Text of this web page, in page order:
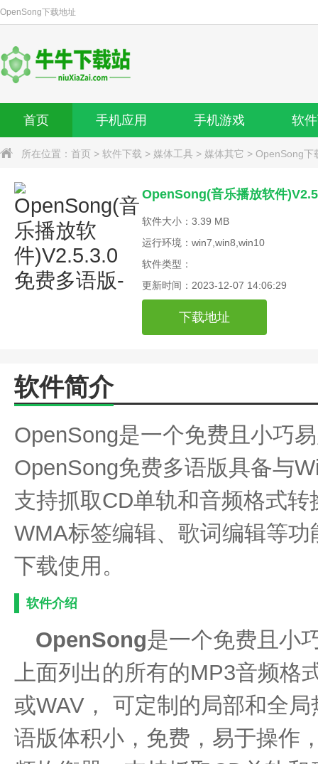
OpenSong下载地址
首页 手机应用 手机游戏 软
所在位置： 首页 > 软件下载 > 媒体工具 > 媒体其它 > OpenSong下
OpenSong(音乐播放软件
软件大小：3.39 MB
运行环境：win7,win8,win10
软件类型：
更新时间：2023-12-07 14:06:29
下载地址
软件简介
OpenSong是一个免费且小巧
OpenSong免费多语版具备与
支持抓取CD单轨和音频格式
WMA标签编辑、歌词编辑等
下载使用。
软件介绍
OpenSong是一个免费且小
上面列出的所有的MP3音频格
或WAV， 可定制的局部和全
语版体积小，免费，易于操作